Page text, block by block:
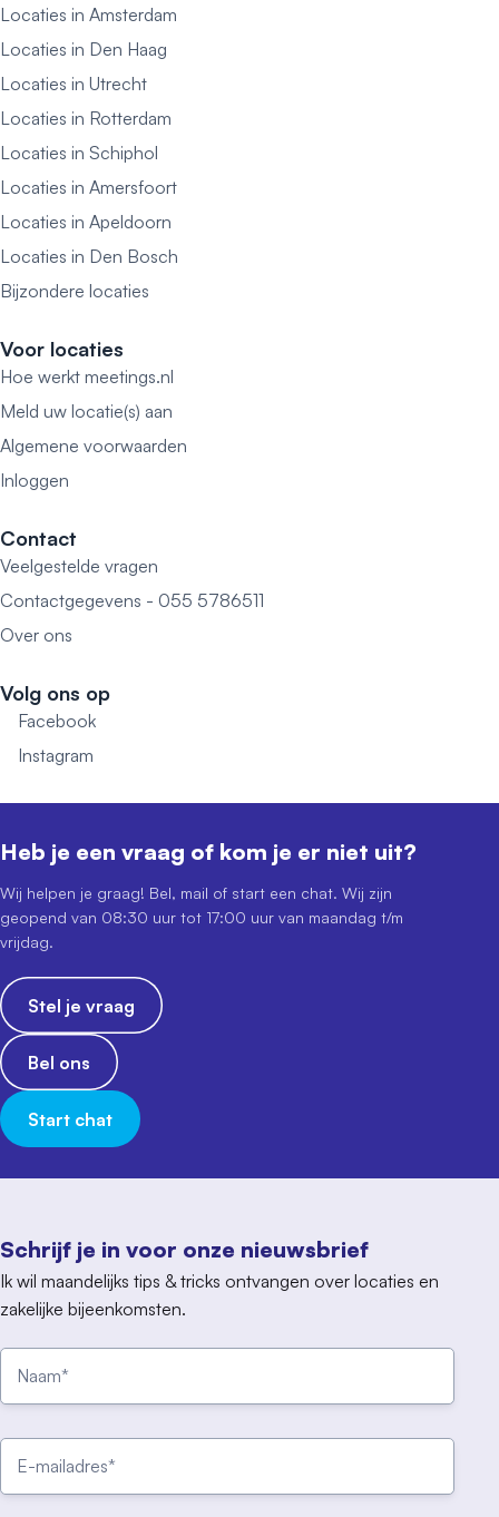
Locaties in Amsterdam
Locaties in Den Haag
Locaties in Utrecht
Locaties in Rotterdam
Locaties in Schiphol
Locaties in Amersfoort
Locaties in Apeldoorn
Locaties in Den Bosch
Bijzondere locaties
Voor locaties
Hoe werkt meetings.nl
Meld uw locatie(s) aan
Algemene voorwaarden
Inloggen
Contact
Veelgestelde vragen
Contactgegevens - 055 5786511
Over ons
Volg ons op
Facebook
Instagram
Schrijf je in voor onze nieuwsbrief
Ik wil maandelijks tips & tricks ontvangen over locaties en
zakelijke bijeenkomsten.
Heb je een vraag of kom je er niet uit?
Wij helpen je graag! Bel, mail of start een chat. Wij zijn
geopend van 08:30 uur tot 17:00 uur van maandag t/m
vrijdag.
Stel je vraag
Bel ons
Start chat